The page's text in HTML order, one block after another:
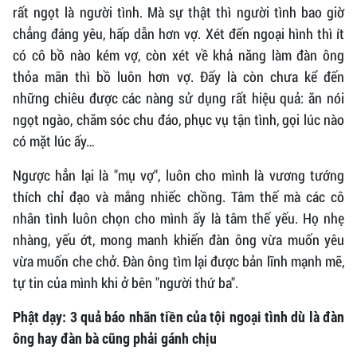
rất ngọt là người tình. Mà sự thật thì người tình bao giờ
chẳng đáng yêu, hấp dẫn hơn vợ. Xét đến ngoại hình thì ít
có cô bồ nào kém vợ, còn xét về khả năng làm đàn ông
thỏa mãn thì bồ luôn hơn vợ. Đấy là còn chưa kể đến
những chiêu được các nàng sử dụng rất hiệu quả: ăn nói
ngọt ngào, chăm sóc chu đáo, phục vụ tận tình, gọi lúc nào
có mặt lúc ấy…
Ngược hẳn lại là "mụ vợ", luôn cho mình là vương tướng
thích chỉ đạo và mắng nhiếc chồng. Tâm thế mà các cô
nhân tình luôn chọn cho mình ấy là tâm thế yếu. Họ nhẹ
nhàng, yếu ớt, mong manh khiến đàn ông vừa muốn yêu
vừa muốn che chở. Đàn ông tìm lại được bản lĩnh mạnh mẽ,
tự tin của mình khi ở bên "người thứ ba".
Phật dạy: 3 quả báo nhãn tiền của tội ngoại tình dù là đàn
ông hay đàn bà cũng phải gánh chịu